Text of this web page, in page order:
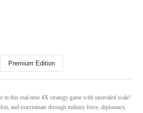
Premium Edition
in this real-time 4X strategy game with unrivaled scale!
and exterminate through military force, diplomacy,